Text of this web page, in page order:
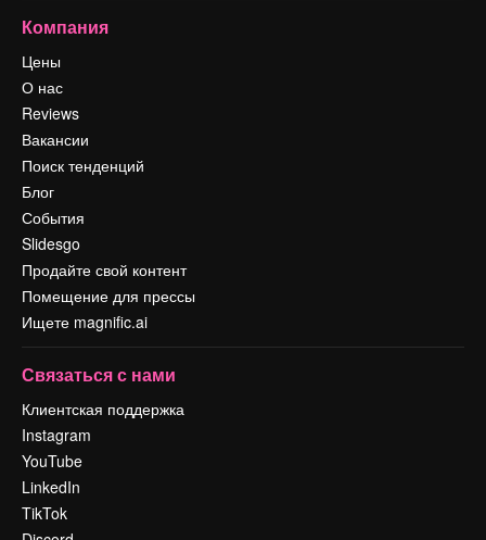
Компания
Цены
О нас
Reviews
Вакансии
Поиск тенденций
Блог
События
Slidesgo
Продайте свой контент
Помещение для прессы
Ищете magnific.ai
Связаться с нами
Клиентская поддержка
Instagram
YouTube
LinkedIn
TikTok